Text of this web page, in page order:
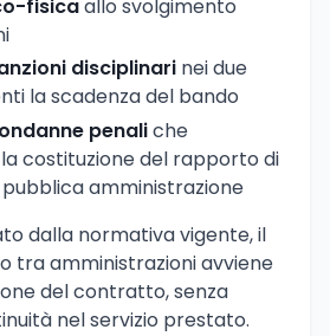
fisicaallo svolgimento
disciplinari nei due
la scadenza del bando
penaliche
costituzione del rapporto di
amministrazione
dalla normativa vigente, il
tra amministrazioni avviene
del contratto, senza
nel servizio prestato.